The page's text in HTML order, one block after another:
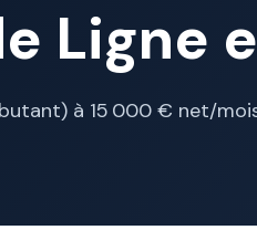
Ligne
à 15 000 € net/